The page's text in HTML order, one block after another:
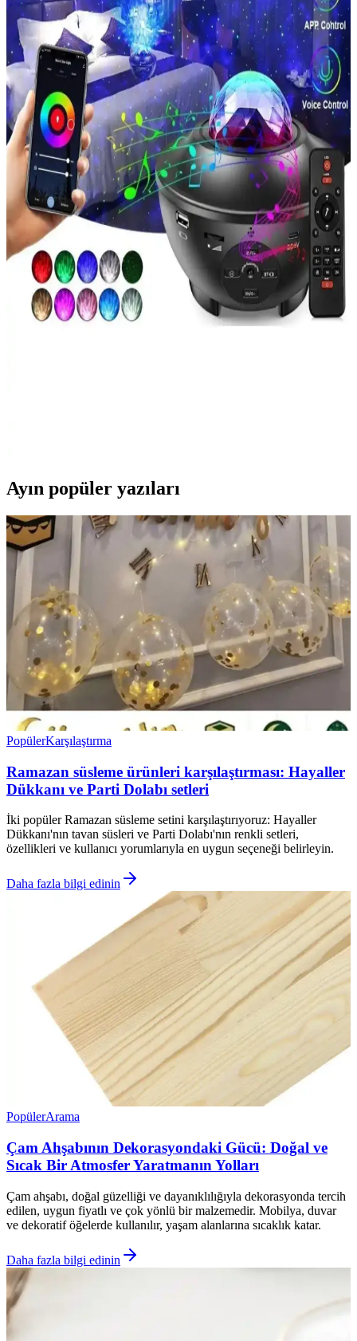
Watton WT-329 30W Şarjlı Outdoor LED
Projektör: Dayanıklı ve Güçlü Dış Mekan
Aydınlatması
Watton WT-329, 30W LED güç ve dayanıklılık sunan, çok modlu,
şarjlı ve suya dayanıklı outdoor projektör ve fener. Geniş alanları
aydınlatır, zorlu hava koşullarına karşı koruma sağlar.
Gold Police GP-650 Şarj Edilebilir El Projektörü:
Yüksek Performans ve Taşınabilirlik
Gold Police GP-650, hafif ve dayanıklı tasarımıyla uzun pil ömrü ve
enerji tasarrufu sağlayan şarj edilebilir el projektörüdür. Çok yönlü
kullanım ve kolay taşınabilirlik sunar.
Gold Police GP-650 Şarj Edilebilir El Projektörü:
Çok Yönlü ve Taşınabilir Aydınlatma Çözümü
Gold Police GP-650, yüksek parlaklık, uzun pil ömrü ve çok yönlü
kullanım özellikleriyle öne çıkan taşınabilir şarj edilebilir el
Ayın popüler yazıları
PopülerKarşılaştırma
Ramazan süsleme ürünleri karşılaştırması: Hayaller
Dükkanı ve Parti Dolabı setleri
İki popüler Ramazan süsleme setini karşılaştırıyoruz: Hayaller
Dükkanı'nın tavan süsleri ve Parti Dolabı'nın renkli setleri,
özellikleri ve kullanıcı yorumlarıyla en uygun seçeneği belirleyin.
Daha fazla bilgi edinin
PopülerArama
Çam Ahşabının Dekorasyondaki Gücü: Doğal ve
Sıcak Bir Atmosfer Yaratmanın Yolları
Çam ahşabı, doğal güzelliği ve dayanıklılığıyla dekorasyonda tercih
edilen, uygun fiyatlı ve çok yönlü bir malzemedir. Mobilya, duvar
ve dekoratif öğelerde kullanılır, yaşam alanlarına sıcaklık katar.
Daha fazla bilgi edinin